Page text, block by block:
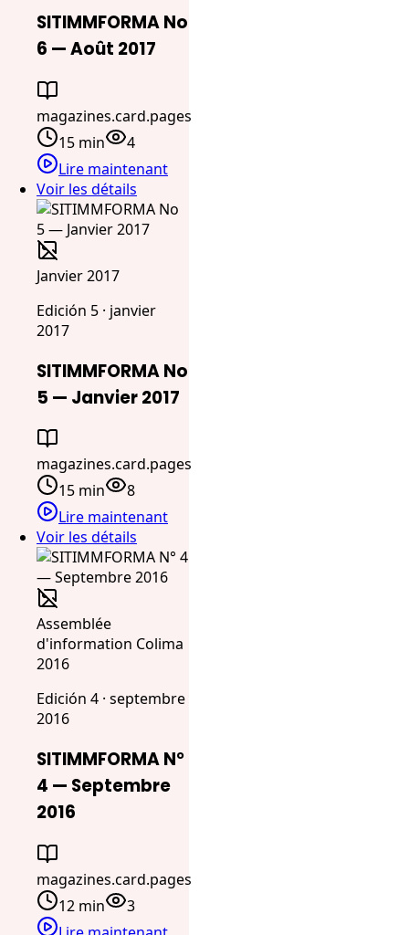
SITIMMFORMA No
6 — Août 2017
magazines.card.pages
15 min
4
Lire maintenant
Voir les détails
Janvier 2017
Edición 5 · janvier
2017
SITIMMFORMA No
5 — Janvier 2017
magazines.card.pages
15 min
8
Lire maintenant
Voir les détails
Assemblée
d'information Colima
2016
Edición 4 · septembre
2016
SITIMMFORMA N°
4 — Septembre
2016
magazines.card.pages
12 min
3